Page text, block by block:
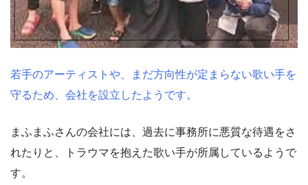
若手のアーティストや、まだ方向性が定まらない歌い手を
守るため、会社を設立したようです。
まふまふさんの会社には、過去に事務所に悪質な待遇をさ
れたりと、トラウマを抱えた歌い手が所属しているようで
す。